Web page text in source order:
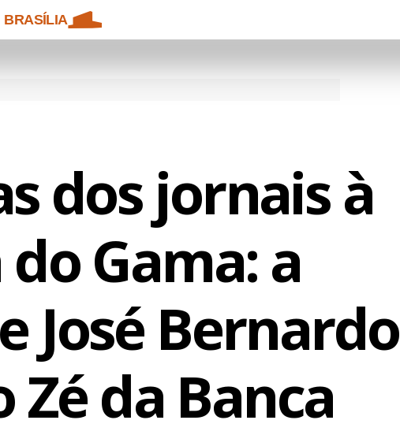
BRASÍLIA
dos jornais à
Gama: a
José Bernardo
Zé da Banca